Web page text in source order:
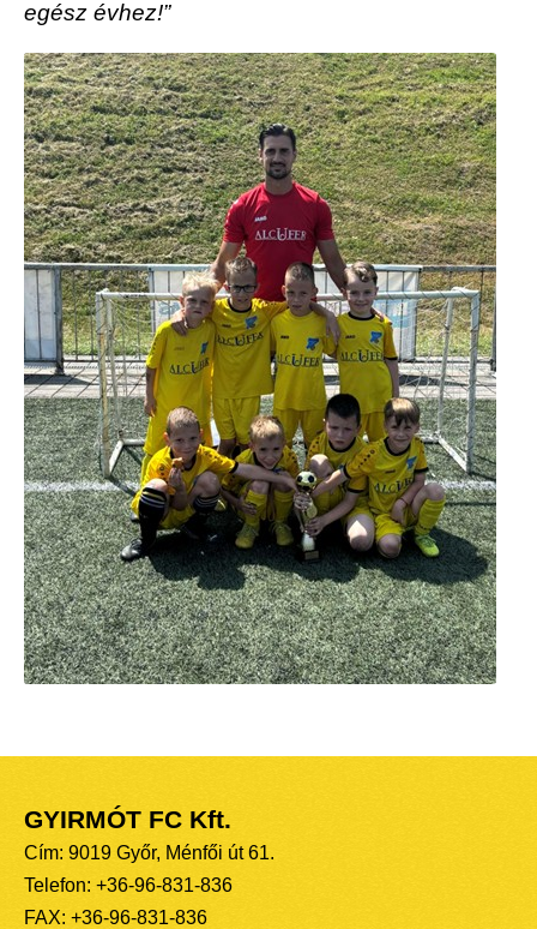
egész évhez!”
GYIRMÓT FC Kft.
Cím: 9019 Győr, Ménfői út 61.
Telefon: +36-96-831-836
FAX: +36-96-831-836